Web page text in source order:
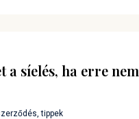
a síelés, ha erre nem
,tippek